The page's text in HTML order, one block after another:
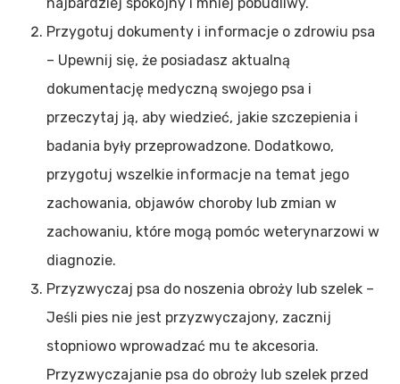
Przygotuj dokumenty i informacje o zdrowiu psa
– Upewnij się, że posiadasz aktualną
dokumentację medyczną swojego psa i
przeczytaj ją, aby wiedzieć, jakie szczepienia i
badania były przeprowadzone. Dodatkowo,
przygotuj wszelkie informacje na temat jego
zachowania, objawów choroby lub zmian w
zachowaniu, które mogą pomóc weterynarzowi w
diagnozie.
Przyzwyczaj psa do noszenia obroży lub szelek –
Jeśli pies nie jest przyzwyczajony, zacznij
stopniowo wprowadzać mu te akcesoria.
Przyzwyczajanie psa do obroży lub szelek przed